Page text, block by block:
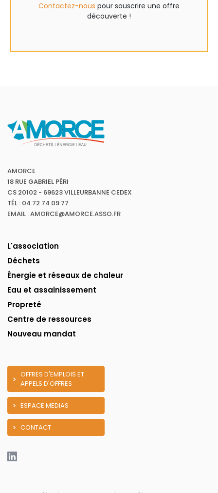
Contactez-nous pour souscrire une offre
découverte !
AMORCE
18 RUE GABRIEL PÉRI
CS 20102 - 69623 VILLEURBANNE CEDEX
TÉL : 04 72 74 09 77
EMAIL : AMORCE@AMORCE.ASSO.FR
L'association
Déchets
Énergie et réseaux de chaleur
Eau et assainissement
Propreté
Centre de ressources
Nouveau mandat
OFFRES D'EMPLOIS ET
APPELS D'OFFRES
ESPACE MEDIAS
CONTACT